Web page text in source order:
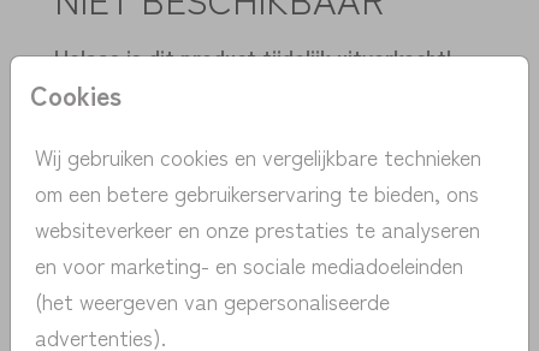
Cookies
Wij gebruiken cookies en vergelijkbare technieken
om een betere gebruikerservaring te bieden, ons
websiteverkeer en onze prestaties te analyseren
en voor marketing- en sociale mediadoeleinden
(het weergeven van gepersonaliseerde
advertenties).
Helaas is dit product tijdelijk uitverkocht!
Heb je vragen? Neem dan contact met ons
> unieke ontwerpen met de hand
getekend
> persoonlijk contact | gratis advies
> snelle verzending NL | BE